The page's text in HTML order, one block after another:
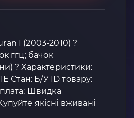
I (2003-2010) ?
ггц; бачок
? Характеристики:
Стан: Б/У ID товару:
Швидка
якісні вживані